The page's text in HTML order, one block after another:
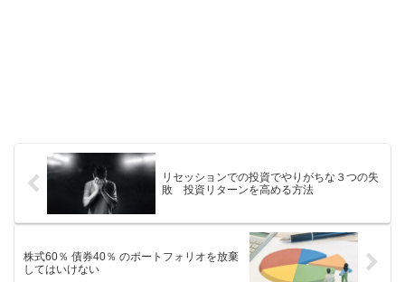
リセッションでの投資でやりがちな３つの失
敗 投資リターンを高める方法
株式60％ 債券40％ のポートフォリオを放棄
してはいけない